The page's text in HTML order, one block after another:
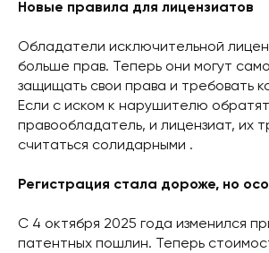
Новые правила для лицензиатов
Обладатели исключительной
больше прав. Теперь они могут
защищать свои права и требовать
Если с иском к нарушителю
правообладатель, и лицензиат, их
считаться солидарными .
Регистрация стала дороже, но
С 4 октября 2025 года изменился
патентных пошлин. Теперь